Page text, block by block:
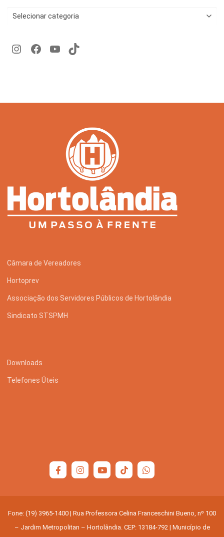
Câmara de Vereadores
Hortoprev
Associação dos Servidores Públicos de Hortolândia
Sindicato STSPMH
Downloads
Telefones Úteis
Fone: (19) 3965-1400 | Rua Professora Celina Franceschini Bueno, nº 100
– Jardim Metropolitan – Hortolândia. CEP: 13184-792 | Município de